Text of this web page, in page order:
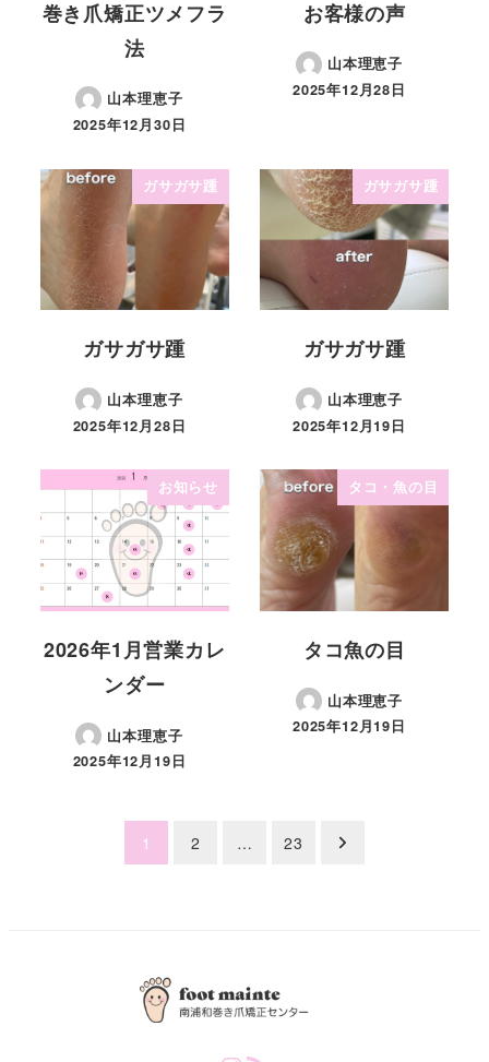
巻き爪矯正ツメフラ
法
山本理恵子
2025年12月30日
お客様の声
山本理恵子
2025年12月28日
ガサガサ踵
ガサガサ踵
山本理恵子
2025年12月28日
ガサガサ踵
ガサガサ踵
山本理恵子
2025年12月19日
お知らせ
2026年1月営業カレ
ンダー
山本理恵子
2025年12月19日
タコ・魚の目
タコ魚の目
山本理恵子
2025年12月19日
1 2 … 23